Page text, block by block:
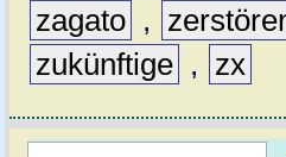
zagato ,
zukünftige , zx